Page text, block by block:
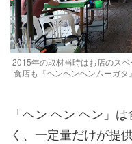
2015年の取材当時はお店のス
食店も『ヘンヘンヘンムーガ
「ヘン ヘン ヘン」
く、一定量だけが提